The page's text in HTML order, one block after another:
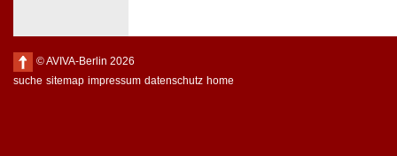
© AVIVA-Berlin 2026
suche sitemap impressum datenschutz home